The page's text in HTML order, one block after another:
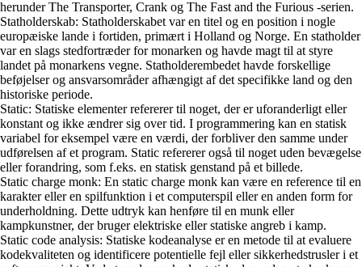
herunder The Transporter, Crank og The Fast and the Furious -serien.
Statholderskab: Statholderskabet var en titel og en position i nogle
europæiske lande i fortiden, primært i Holland og Norge. En statholder
var en slags stedfortræder for monarken og havde magt til at styre
landet på monarkens vegne. Statholderembedet havde forskellige
beføjelser og ansvarsområder afhængigt af det specifikke land og den
historiske periode.
Static: Statiske elementer refererer til noget, der er uforanderligt eller
konstant og ikke ændrer sig over tid. I programmering kan en statisk
variabel for eksempel være en værdi, der forbliver den samme under
udførelsen af et program. Static refererer også til noget uden bevægelse
eller forandring, som f.eks. en statisk genstand på et billede.
Static charge monk: En static charge monk kan være en reference til en
karakter eller en spilfunktion i et computerspil eller en anden form for
underholdning. Dette udtryk kan henføre til en munk eller
kampkunstner, der bruger elektriske eller statiske angreb i kamp.
Static code analysis: Statiske kodeanalyse er en metode til at evaluere
kodekvaliteten og identificere potentielle fejl eller sikkerhedstrusler i et